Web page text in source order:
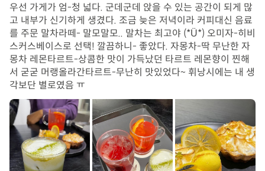
우선 가게가 엄-청 넓다. 군데군데 앉을 수 있는 공간이 되게 많
고 내부가 신기하게 생겼다. 조금 늦은 저녁이라 커피대신 음료
를 주문 말차라떼- 말모말모.. 말차는 최고야 (*Ü*) 오미자-히비
스커스베이스로 선택! 깔끔하니- 좋았다. 자몽차-딱 무난한 자
몽차 레몬타르트-상콤한 맛이 가득났던 타르트 레몬향이 찐해
서 굳굳 머랭올라간타르트-무난히 맛있었다~ 휘낭시에는 내 생
각보단 별로였음 ㅠ